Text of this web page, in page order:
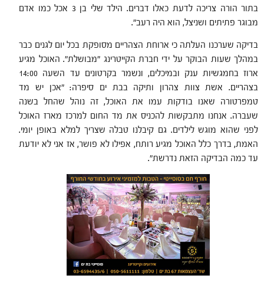
בתור הורה צריכה לדעת כאלו דברים. הילד שלי בן 3 אכל כמו אדם
מבוגר פתיתים ושניצל, הוא היה רעב".
בדיקה שערכנו העלתה כי ארוחת הצהריים מסופקת בכל יום לגנים כבר
במהלך שעות הבוקר על ידי חברת הקייטרינג "מבושלת". האוכל מגיע
ארוז בחמגשיות ענק ובמיכלים, ונשמר בקרטונים עד השעה 14:00
בצהריים. אשת צוות צהרון ותיקה בבת ים סיפרה: "אכן יש מד
טמפרטורה שאנו בודקות עמו את האוכל, זה נוהל שהחל בשנה
שעברה. אנחנו מתבקשות להכניס את מד החום למרכז מארז האוכל
לפני שהוא מוגש לילדים. גם קיבלנו טבלה שצריך למלא באופן יומי.
האמת, בדרך כלל האוכל מגיע רותח, אפילו לא פושר, אז אני לא יודעת
עד כמה הבדיקה הזאת נדרשת".